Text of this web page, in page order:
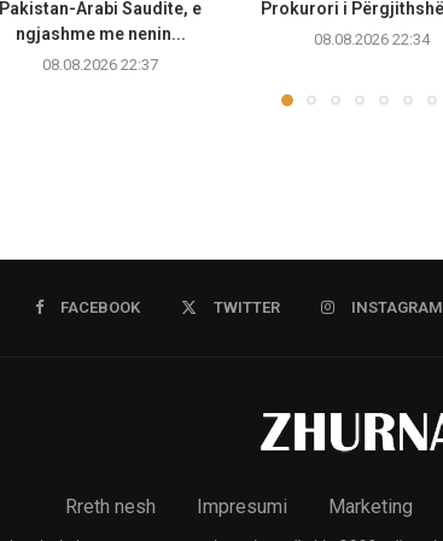
Pakistan-Arabi Saudite, e
ngjashme me nenin...
08.08.2026 22:37
Prokurori i
08.08.2026 22:34
FACEBOOK TWITTER INSTAGRAM
Rreth nesh Impresumi Marketing